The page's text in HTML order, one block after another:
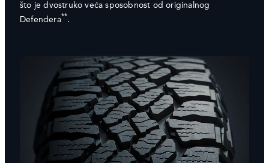
što je dvostruko veća sposobnost od originalnog
Defendera**.